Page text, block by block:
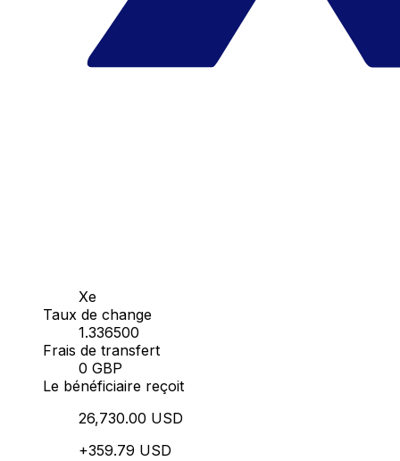
Xe
Taux de change
1.336500
Frais de transfert
0 GBP
Le bénéficiaire reçoit
26,730.00 USD
+359.79 USD